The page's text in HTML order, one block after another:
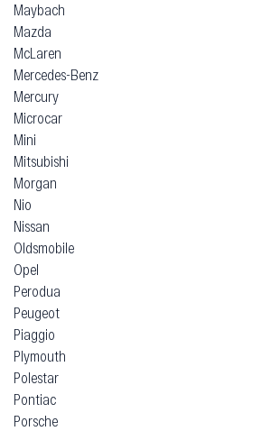
Maybach
Mazda
McLaren
Mercedes-Benz
Mercury
Microcar
Mini
Mitsubishi
Morgan
Nio
Nissan
Oldsmobile
Opel
Perodua
Peugeot
Piaggio
Plymouth
Polestar
Pontiac
Porsche